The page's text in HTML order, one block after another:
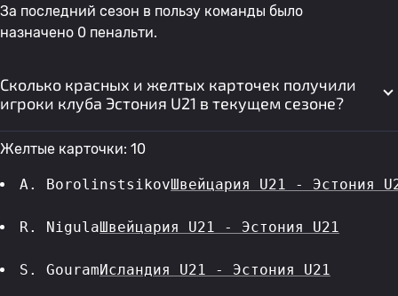
За последний сезон в пользу команды было
назначено 0 пенальти.
Сколько красных и желтых карточек получили
игроки клуба Эстония U21 в текущем сезоне?
Желтые карточки: 10
A. BorolinstsikovШвейцария U21 - Эстония
R. NigulaШвейцария U21 - Эстония U21
S. GouramИсландия U21 - Эстония U21